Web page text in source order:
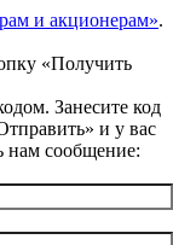
и акционерам».
«Получить
Занесите код
и у вас
нам сообщение: